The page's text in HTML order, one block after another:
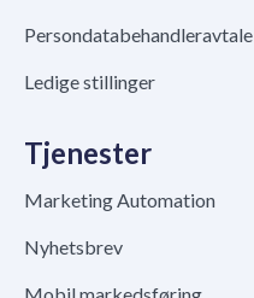
Persondatabehandleravtale
Ledige stillinger
Tjenester
Marketing Automation
Nyhetsbrev
Mobil markedsføring